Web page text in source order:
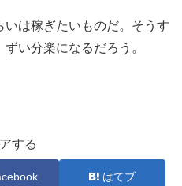
は稼ぎたいものだ。そうす
い分楽になるだろう。
する
はてブ